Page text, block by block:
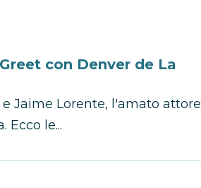
con Denver de La
Jaime Lorente, l'amato attore
Ecco le...